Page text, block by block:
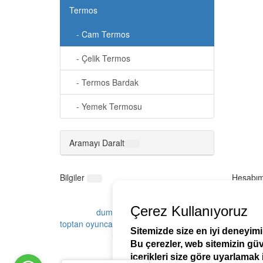
Termos
- Cam Termos
- Çelik Termos
- Termos Bardak
- Yemek Termosu
Aramayı Daralt
Bilgiler
duman oyuncak
toptan oyuncak toptan
toptan oyuncak fiyatları
ucuz toptan oyuncak
ucuza toptan
Çerez Kullanıyoruz
Sitemizde size en iyi
Bu çerezler, web sitemizin
içerikleri size göre uyarlamak